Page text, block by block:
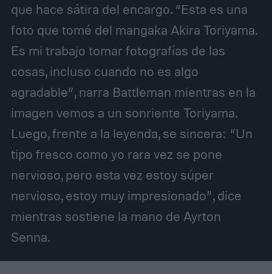
que hace sátira del encargo. “Esta es una
foto que tomé del mangaka Akira Toriyama.
Es mi trabajo tomar fotografías de las
cosas, incluso cuando no es algo
agradable”, narra Battleman mientras en la
imagen vemos a un sonriente Toriyama.
Luego, frente a la leyenda, se sincera: “Un
tipo fresco como yo rara vez se pone
nervioso, pero esta vez estoy súper
nervioso, estoy muy impresionado”, dice
mientras sostiene la mano de Ayrton
Senna.